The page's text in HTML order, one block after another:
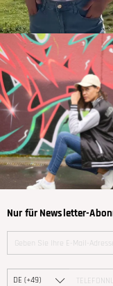
Nur für Newsletter-